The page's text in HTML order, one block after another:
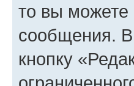
то вы можете
сообщения.
кнопку